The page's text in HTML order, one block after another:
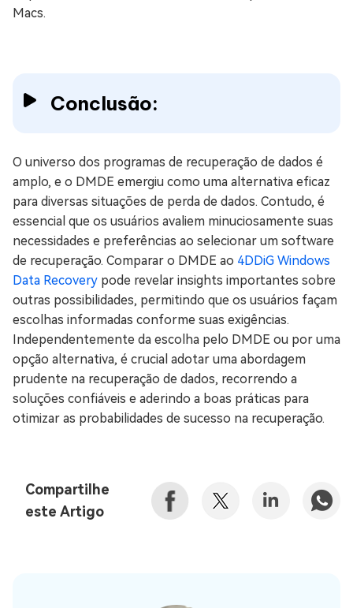
Macs.
Conclusão:
O universo dos programas de recuperação de dados é
amplo, e o DMDE emergiu como uma alternativa eficaz
para diversas situações de perda de dados. Contudo, é
essencial que os usuários avaliem minuciosamente suas
necessidades e preferências ao selecionar um software
de recuperação. Comparar o DMDE ao 4DDiG Windows
Data Recovery pode revelar insights importantes sobre
outras possibilidades, permitindo que os usuários façam
escolhas informadas conforme suas exigências.
Independentemente da escolha pelo DMDE ou por uma
opção alternativa, é crucial adotar uma abordagem
prudente na recuperação de dados, recorrendo a
soluções confiáveis e aderindo a boas práticas para
otimizar as probabilidades de sucesso na recuperação.
Compartilhe
este Artigo